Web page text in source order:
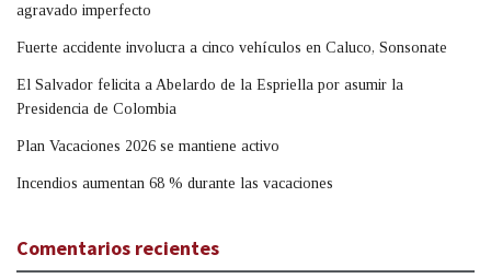
agravado imperfecto
Fuerte accidente involucra a cinco vehículos en Caluco, Sonsonate
El Salvador felicita a Abelardo de la Espriella por asumir la
Presidencia de Colombia
Plan Vacaciones 2026 se mantiene activo
Incendios aumentan 68 % durante las vacaciones
Comentarios recientes